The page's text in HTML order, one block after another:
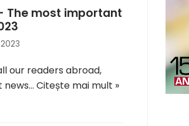
The most important
our readers abroad,
Citește mai mult »